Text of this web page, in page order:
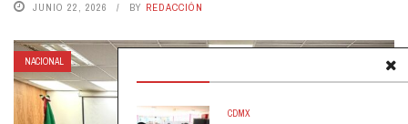
JUNIO 22, 2026 BY REDACCIÓN
NACIONAL
CDMX